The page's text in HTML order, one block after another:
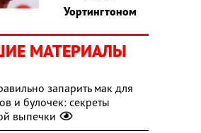
Уортингтоном
МАТЕРИАЛЫ
запарить мак для
и булочек: секреты
выпечки